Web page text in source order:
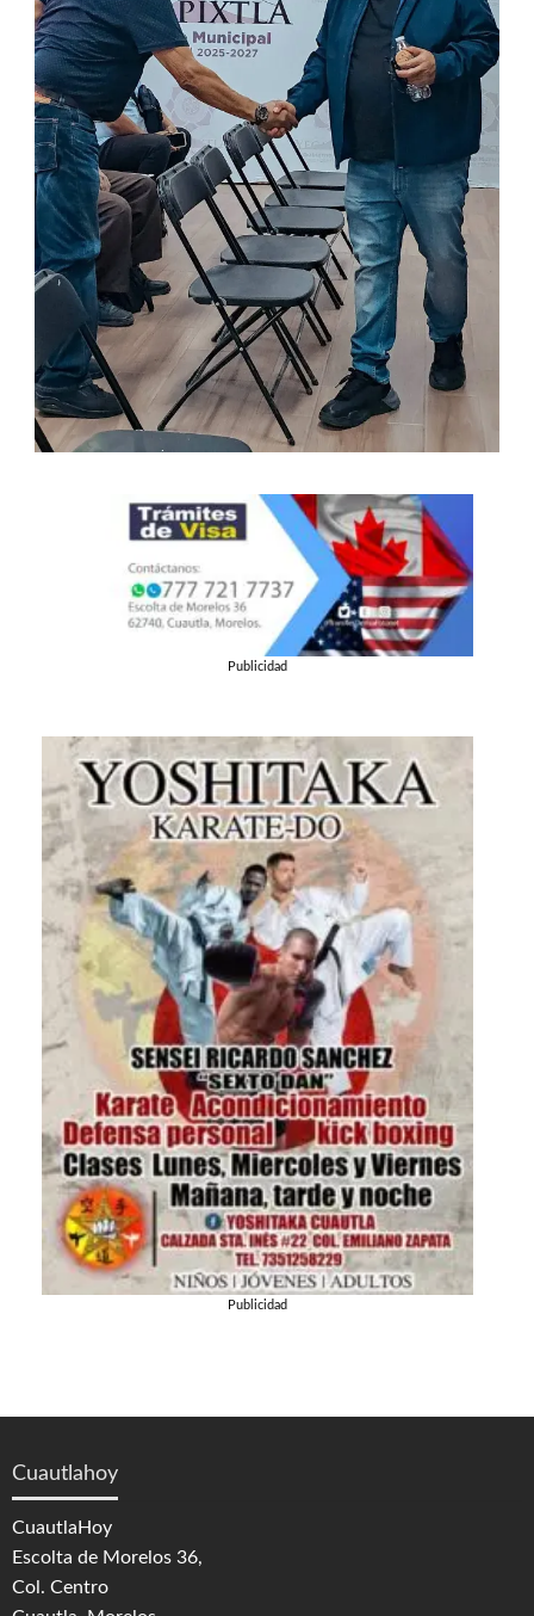
Publicidad
Publicidad
Cuautlahoy
CuautlaHoy
Escolta de Morelos 36,
Col. Centro